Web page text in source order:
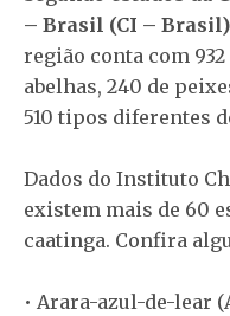
– Brasil (CI – Brasil)
região conta com
abelhas, 240 de
510 tipos diferentes
Dados do Instituto
existem mais de 60
caatinga. Confira
• Arara-azul-de-lear